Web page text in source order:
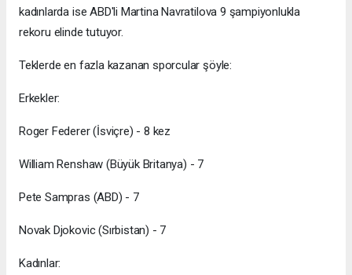
kadınlarda ise ABD'li Martina Navratilova 9 şampiyonlukla
rekoru elinde tutuyor.
Teklerde en fazla kazanan sporcular şöyle:
Erkekler:
Roger Federer (İsviçre) - 8 kez
William Renshaw (Büyük Britanya) - 7
Pete Sampras (ABD) - 7
Novak Djokovic (Sırbistan) - 7
Kadınlar: